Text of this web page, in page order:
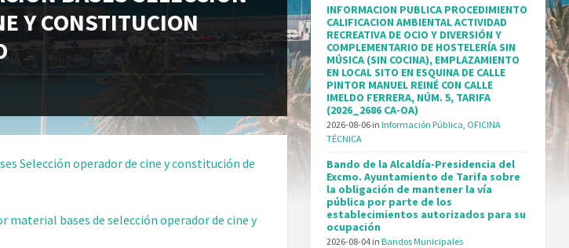
Y CONSTITUCION
Selección operador de cine y constitución de
material bases de selección operador de cine y
INFORMACION PUBLICA PROCEDIMIENTO
CALIFICACION AMBIENTAL ACTIVIDAD
RECREATIVA DE OCIO Y DIVERSIÓN Y
COMPLEMENTARIO DE HOSTELERÍA SIN
MÚSICA (SIN COCINA), EMPLAZAMIENTO
EN LOCAL SITO EN ESQUINA DE CALLE
PINTOR MANUEL REINÉ CON CALLE
IMELDO FERRERA, NÚM. 5, TARIFA
(2026_2686 CA-OA)
2026-08-06 inInformación Pública OFICINA
TÉCNICA
Bando de la Alcaldía-Presidencia del
Excmo. Ayuntamiento de Tarifa sobre
la obligación de mantener la vía
pública por parte de los
establecimientos autorizados para su
ocupación
2026-08-04 inBandos Municipales